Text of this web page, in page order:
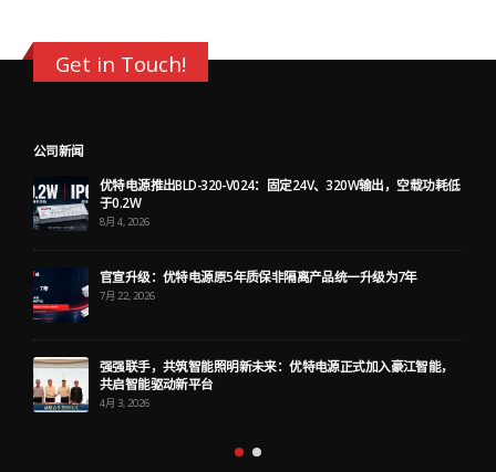
Get in Touch!
公司新闻
优特电源推出BLD-320-V024：固定24V、320W输出，空载功耗低
于0.2W
8月 4, 2026
官宣升级：优特电源原5年质保非隔离产品统一升级为7年
7月 22, 2026
强强联手，共筑智能照明新未来：优特电源正式加入豪江智能，
共启智能驱动新平台
4月 3, 2026